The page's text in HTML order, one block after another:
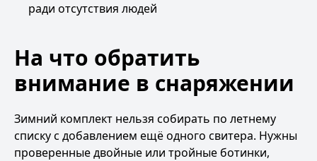
ради отсутствия людей
На что обратить
внимание в снаряжении
Зимний комплект нельзя собирать по летнему
списку с добавлением ещё одного свитера. Нужны
проверенные двойные или тройные ботинки,